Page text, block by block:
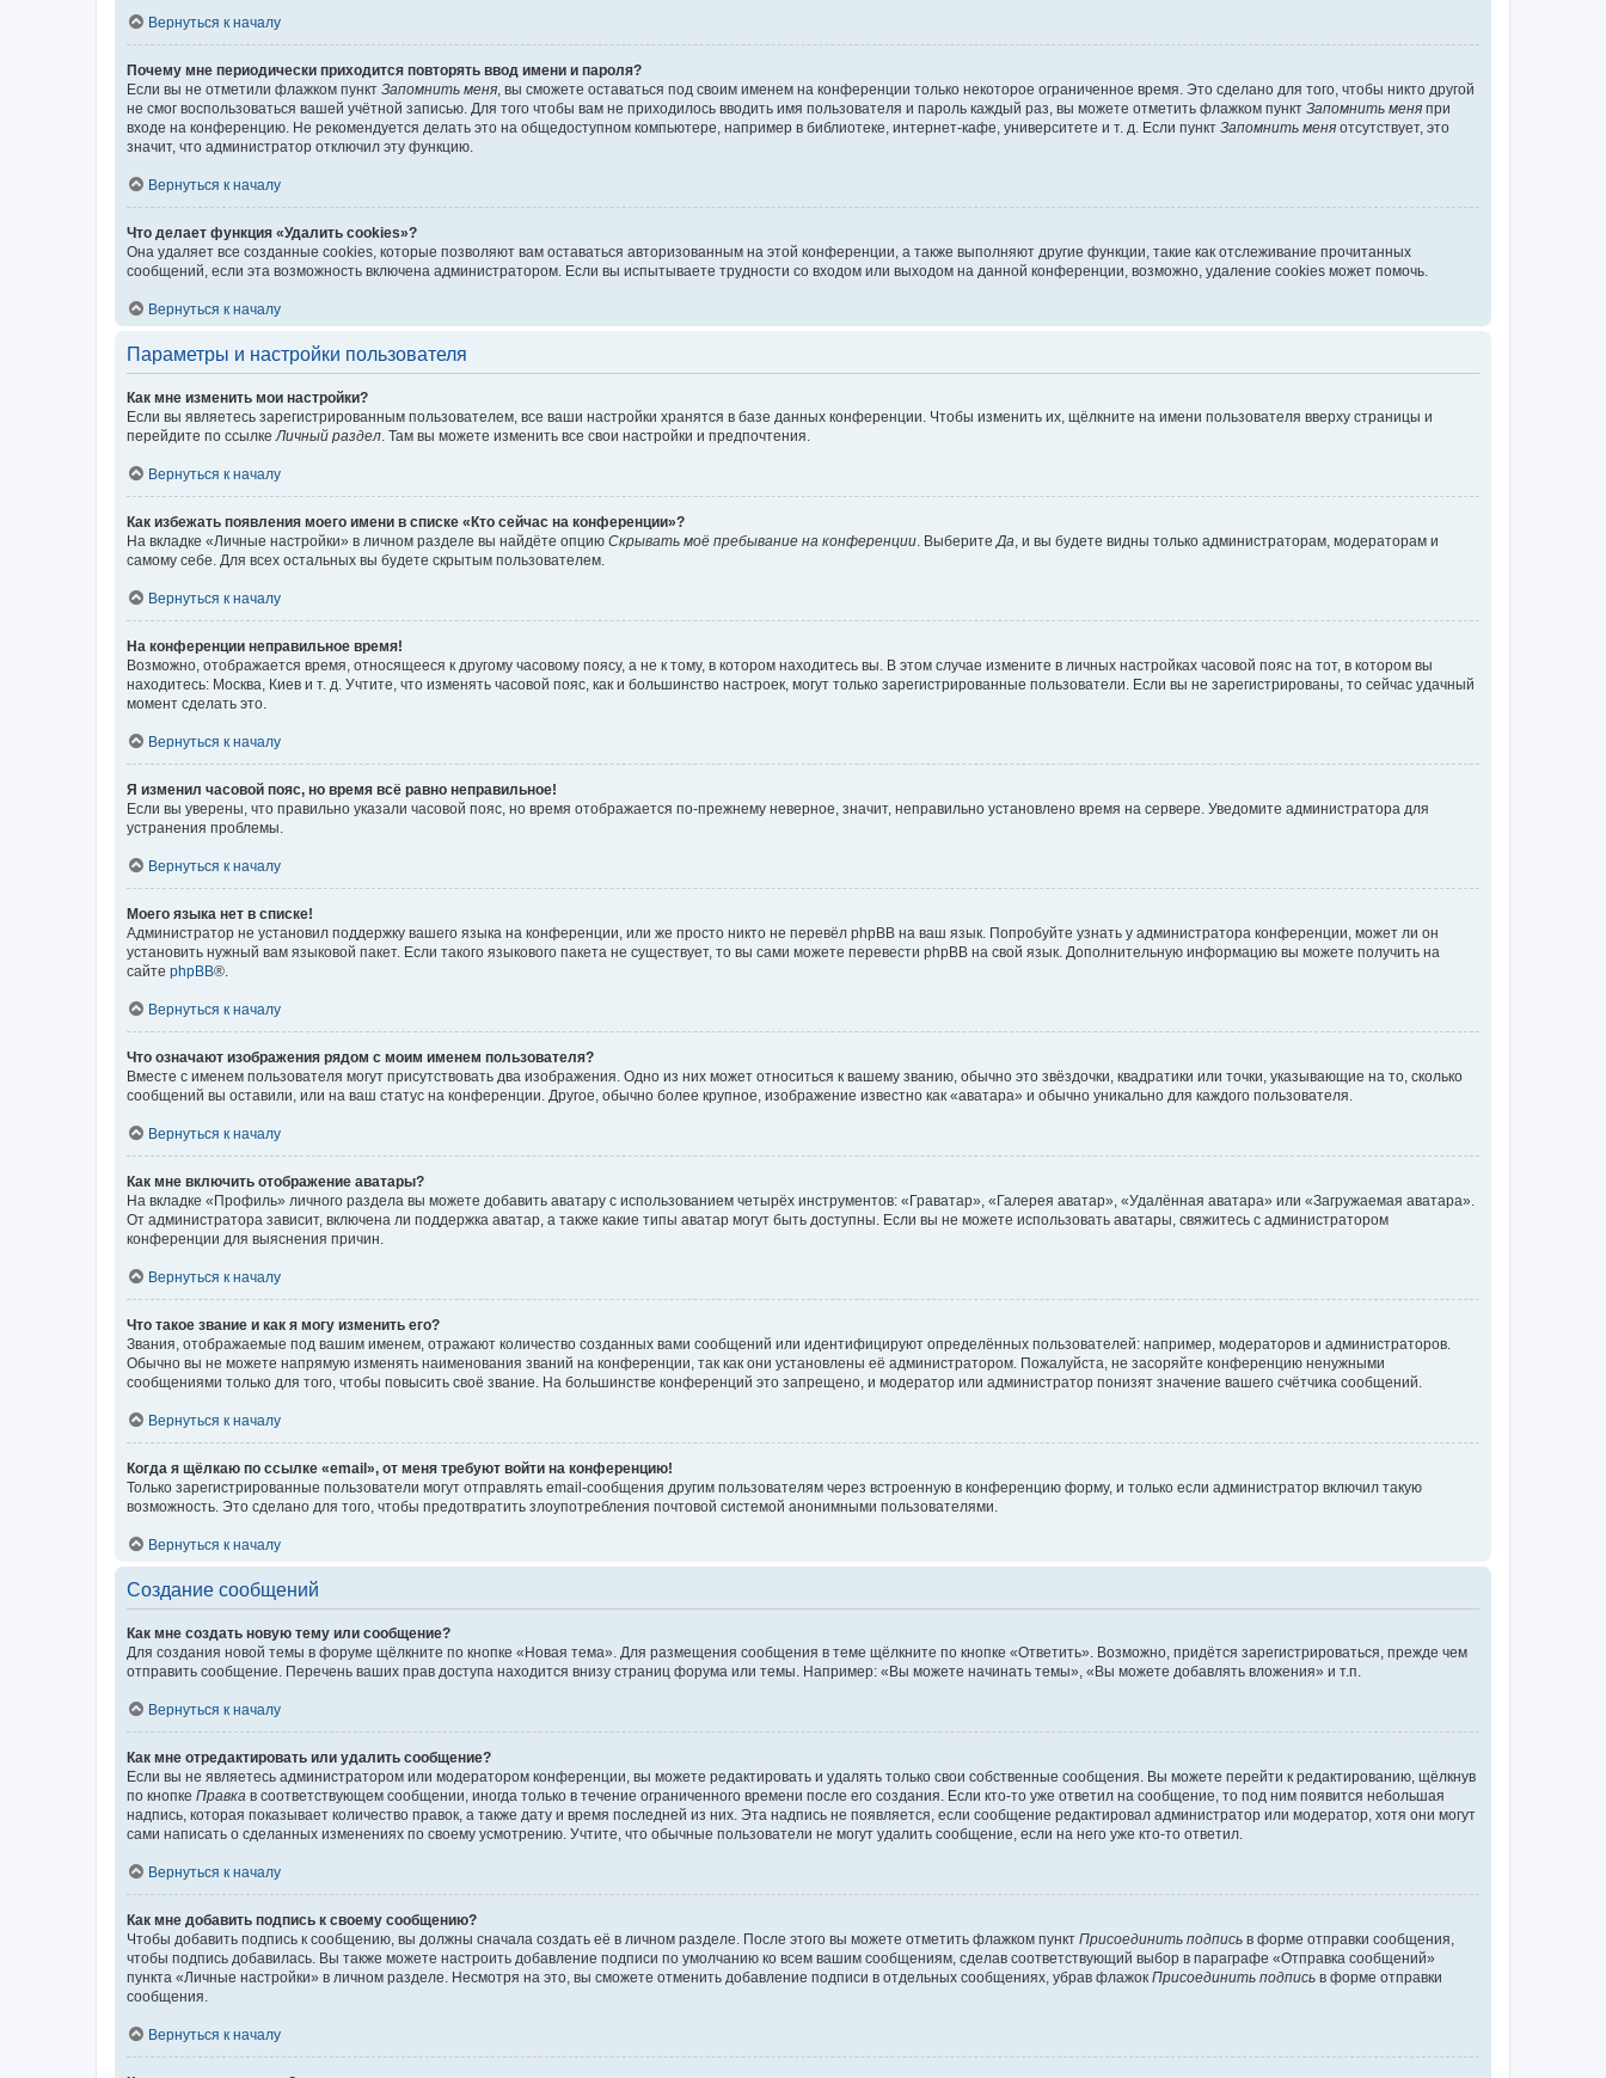
Вернуться к началу
Почему мне периодически приходится повторять ввод имени и пароля?
Если вы не отметили флажком пункт Запомнить меня , вы сможете оставаться под своим именем на конференции только некоторое ограниченное время. Это сделано для того, чтобы никто другой
не смог воспользоваться вашей учётной записью. Для того чтобы вам не приходилось вводить имя пользователя и пароль каждый раз, вы можете отметить флажком пункт Запомнить меня при
входе на конференцию. Не рекомендуется делать это на общедоступном компьютере, например в библиотеке, интернет-кафе, университете и т. д. Если пункт Запомнить меня отсутствует, это
значит, что администратор отключил эту функцию.
Вернуться к началу
Что делает функция «Удалить cookies»?
Она удаляет все созданные cookies, которые позволяют вам оставаться авторизованным на этой конференции, а также выполняют другие функции, такие как отслеживание прочитанных
сообщений, если эта возможность включена администратором. Если вы испытываете трудности со входом или выходом на данной конференции, возможно, удаление cookies может помочь.
Вернуться к началу
Параметры и настройки пользователя
Как мне изменить мои настройки?
Если вы являетесь зарегистрированным пользователем, все ваши настройки хранятся в базе данных конференции. Чтобы изменить их, щёлкните на имени пользователя вверху страницы и
перейдите по ссылке Личный раздел . Там вы можете изменить все свои настройки и предпочтения.
Вернуться к началу
Как избежать появления моего имени в списке «Кто сейчас на конференции»?
На вкладке «Личные настройки» в личном разделе вы найдёте опцию Скрывать моё пребывание на конференции . Выберите Да , и вы будете видны только администраторам, модераторам и
самому себе. Для всех остальных вы будете скрытым пользователем.
Вернуться к началу
На конференции неправильное время!
Возможно, отображается время, относящееся к другому часовому поясу, а не к тому, в котором находитесь вы. В этом случае измените в личных настройках часовой пояс на тот, в котором вы
находитесь: Москва, Киев и т. д. Учтите, что изменять часовой пояс, как и большинство настроек, могут только зарегистрированные пользователи. Если вы не зарегистрированы, то сейчас удачный
момент сделать это.
Вернуться к началу
Я изменил часовой пояс, но время всё равно неправильное!
Если вы уверены, что правильно указали часовой пояс, но время отображается по-прежнему неверное, значит, неправильно установлено время на сервере. Уведомите администратора для
устранения проблемы.
Вернуться к началу
Моего языка нет в списке!
Администратор не установил поддержку вашего языка на конференции, или же просто никто не перевёл phpBB на ваш язык. Попробуйте узнать у администратора конференции, может ли он
установить нужный вам языковой пакет. Если такого языкового пакета не существует, то вы сами можете перевести phpBB на свой язык. Дополнительную информацию вы можете получить на
сайте phpBB®.
Вернуться к началу
Что означают изображения рядом с моим именем пользователя?
Вместе с именем пользователя могут присутствовать два изображения. Одно из них может относиться к вашему званию, обычно это звёздочки, квадратики или точки, указывающие на то, сколько
сообщений вы оставили, или на ваш статус на конференции. Другое, обычно более крупное, изображение известно как «аватара» и обычно уникально для каждого пользователя.
Вернуться к началу
Как мне включить отображение аватары?
На вкладке «Профиль» личного раздела вы можете добавить аватару с использованием четырёх инструментов: «Граватар», «Галерея аватар», «Удалённая аватара» или «Загружаемая аватара».
От администратора зависит, включена ли поддержка аватар, а также какие типы аватар могут быть доступны. Если вы не можете использовать аватары, свяжитесь с администратором
конференции для выяснения причин.
Вернуться к началу
Что такое звание и как я могу изменить его?
Звания, отображаемые под вашим именем, отражают количество созданных вами сообщений или идентифицируют определённых пользователей: например, модераторов и администраторов.
Обычно вы не можете напрямую изменять наименования званий на конференции, так как они установлены её администратором. Пожалуйста, не засоряйте конференцию ненужными
сообщениями только для того, чтобы повысить своё звание. На большинстве конференций это запрещено, и модератор или администратор понизят значение вашего счётчика сообщений.
Вернуться к началу
Когда я щёлкаю по ссылке «email», от меня требуют войти на конференцию!
Только зарегистрированные пользователи могут отправлять email-сообщения другим пользователям через встроенную в конференцию форму, и только если администратор включил такую
возможность. Это сделано для того, чтобы предотвратить злоупотребления почтовой системой анонимными пользователями.
Вернуться к началу
Создание сообщений
Как мне создать новую тему или сообщение?
Для создания новой темы в форуме щёлкните по кнопке «Новая тема». Для размещения сообщения в теме щёлкните по кнопке «Ответить». Возможно, придётся зарегистрироваться, прежде чем
отправить сообщение. Перечень ваших прав доступа находится внизу страниц форума или темы. Например: «Вы можете начинать темы», «Вы можете добавлять вложения» и т.п.
Вернуться к началу
Как мне отредактировать или удалить сообщение?
Если вы не являетесь администратором или модератором конференции, вы можете редактировать и удалять только свои собственные сообщения. Вы можете перейти к редактированию, щёлкнув
по кнопке Правка в соответствующем сообщении, иногда только в течение ограниченного времени после его создания. Если кто-то уже ответил на сообщение, то под ним появится небольшая
надпись, которая показывает количество правок, а также дату и время последней из них. Эта надпись не появляется, если сообщение редактировал администратор или модератор, хотя они могут
сами написать о сделанных изменениях по своему усмотрению. Учтите, что обычные пользователи не могут удалить сообщение, если на него уже кто-то ответил.
Вернуться к началу
Как мне добавить подпись к своему сообщению?
Чтобы добавить подпись к сообщению, вы должны сначала создать её в личном разделе. После этого вы можете отметить флажком пункт Присоединить подпись в форме отправки сообщения,
чтобы подпись добавилась. Вы также можете настроить добавление подписи по умолчанию ко всем вашим сообщениям, сделав соответствующий выбор в параграфе «Отправка сообщений»
пункта «Личные настройки» в личном разделе. Несмотря на это, вы сможете отменить добавление подписи в отдельных сообщениях, убрав флажок Присоединить подпись в форме отправки
сообщения.
Вернуться к началу